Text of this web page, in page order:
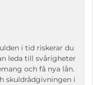
i tid riskerar du
leda till svårigheter
och få nya lån.
skuldrådgivningen i